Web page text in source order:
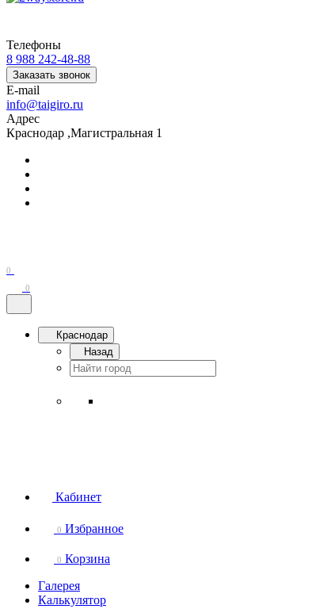
Телефоны
8 988 242-48-88
Заказать звонок
E-mail
info@taigiro.ru
Адрес
Краснодар ,Магистральная 1
0
0
Краснодар
Назад
Кабинет
0 Избранное
0 Корзина
Галерея
Калькулятор